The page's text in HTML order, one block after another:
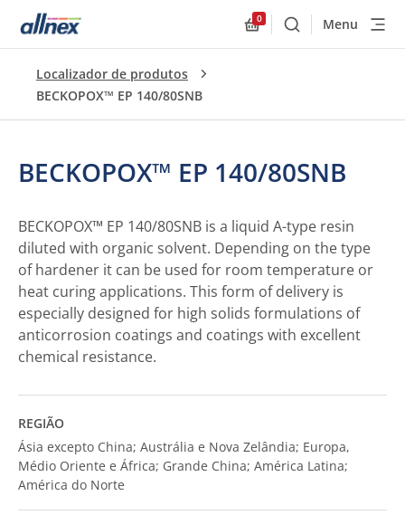
0
BuscarMenu
Localizador de produtos
BECKOPOX™ EP 140/80SNB
BECKOPOX™ EP 140/80SNB
BECKOPOX™ EP 140/80SNB is a liquid A-type resin
diluted with organic solvent. Depending on the type
of hardener it can be used for room temperature or
heat curing applications. This form of delivery is
especially designed for high solids formulations of
anticorrosion coatings and coatings with excellent
chemical resistance.
REGIÃO
Ásia excepto China; Austrália e Nova Zelândia; Europa,
Médio Oriente e África; Grande China; América Latina;
América do Norte